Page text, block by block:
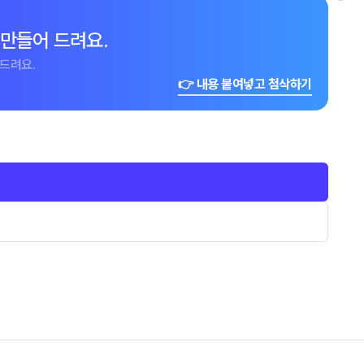
들어 드려요.
려요.
👉 내용 붙여넣고 첨삭하기